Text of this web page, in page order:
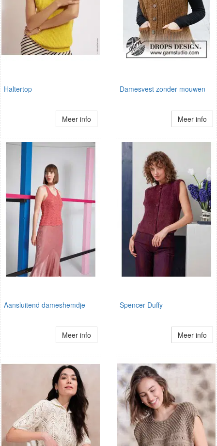
Haltertop
Meer info
Damesvest zonder mouwen
Meer info
Aansluitend dameshemdje
Meer info
Spencer Duffy
Meer info